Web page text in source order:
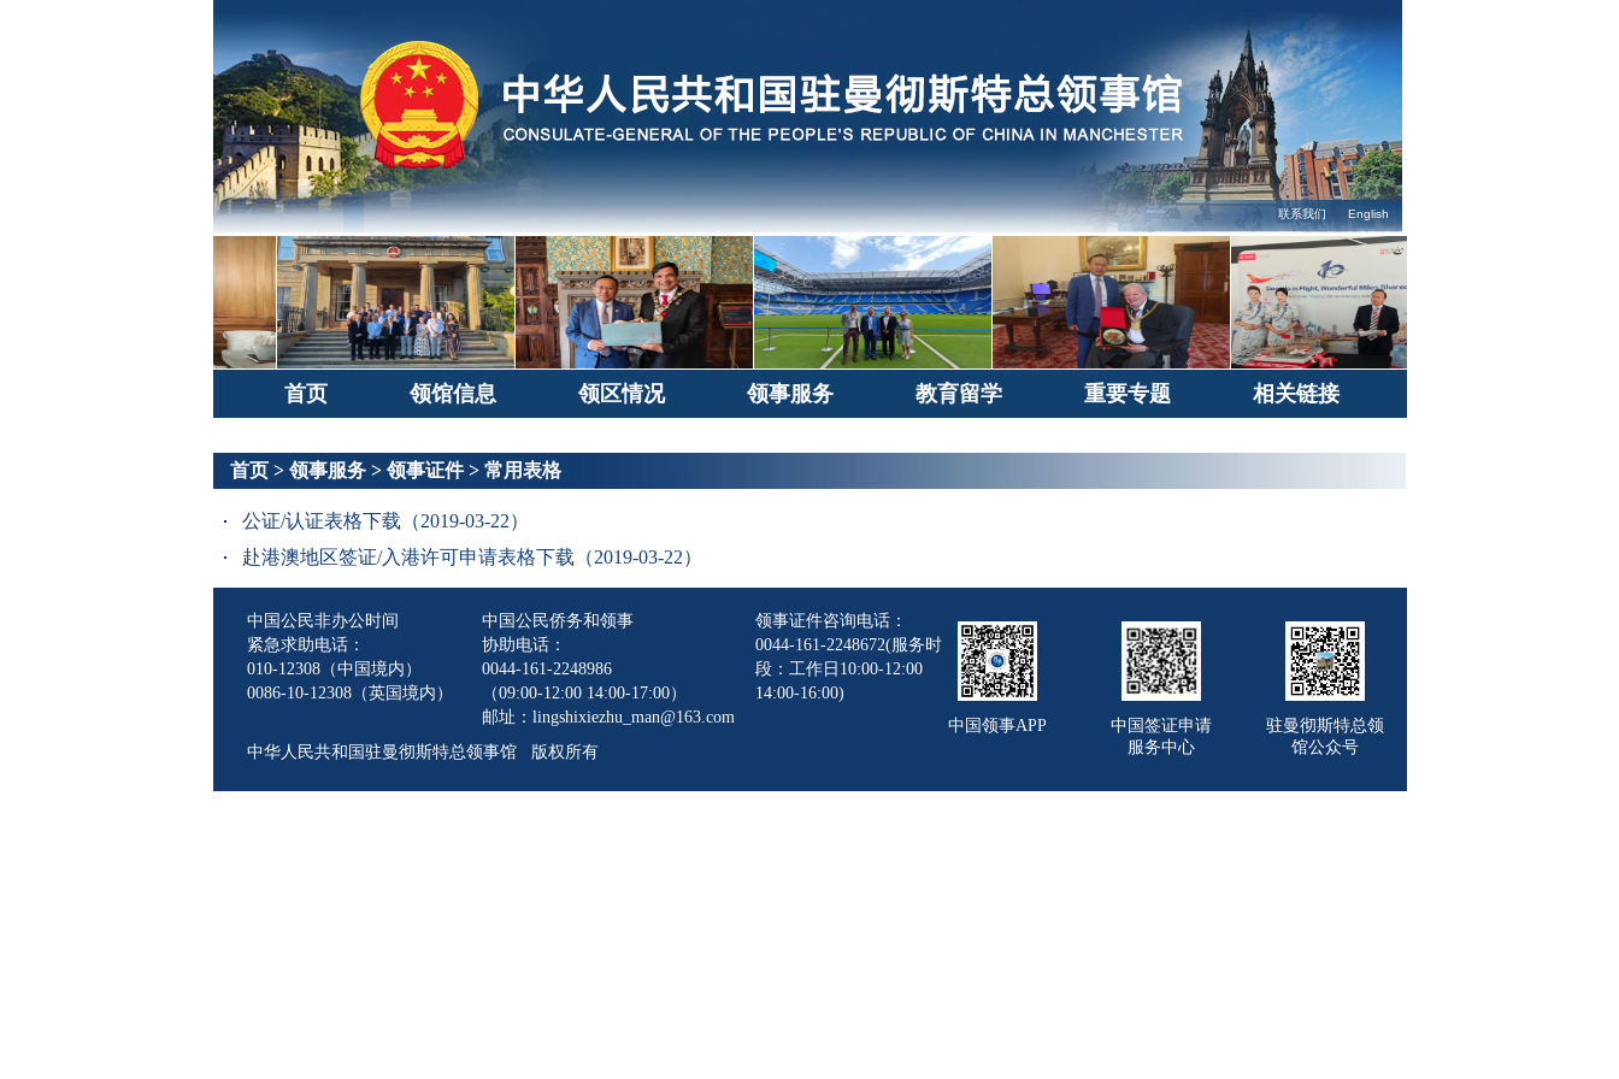
联系我们 English
首页 领馆信息 领区情况 领事服务 教育留学 重要专题 相关链接
首页> 领事服务> 领事证件> 常用表格
公证/认证表格下载（2019-03-22）
赴港澳地区签证/入港许可申请表格下载（2019-03-22）
中国公民非办公时间
紧急求助电话：
010-12308（中国境内）
0086-10-12308（英国境内）
中国公民侨务和领事
协助电话：
0044-161-2248986
（09:00-12:00 14:00-17:00）
邮址：lingshixiezhu_man@163.com
领事证件咨询电话：
0044-161-2248672(服务时
段：工作日10:00-12:00
14:00-16:00)
中华人民共和国驻曼彻斯特总领事馆 版权所有
中国领事APP
中国签证申请
服务中心
驻曼彻斯特总领
馆公众号